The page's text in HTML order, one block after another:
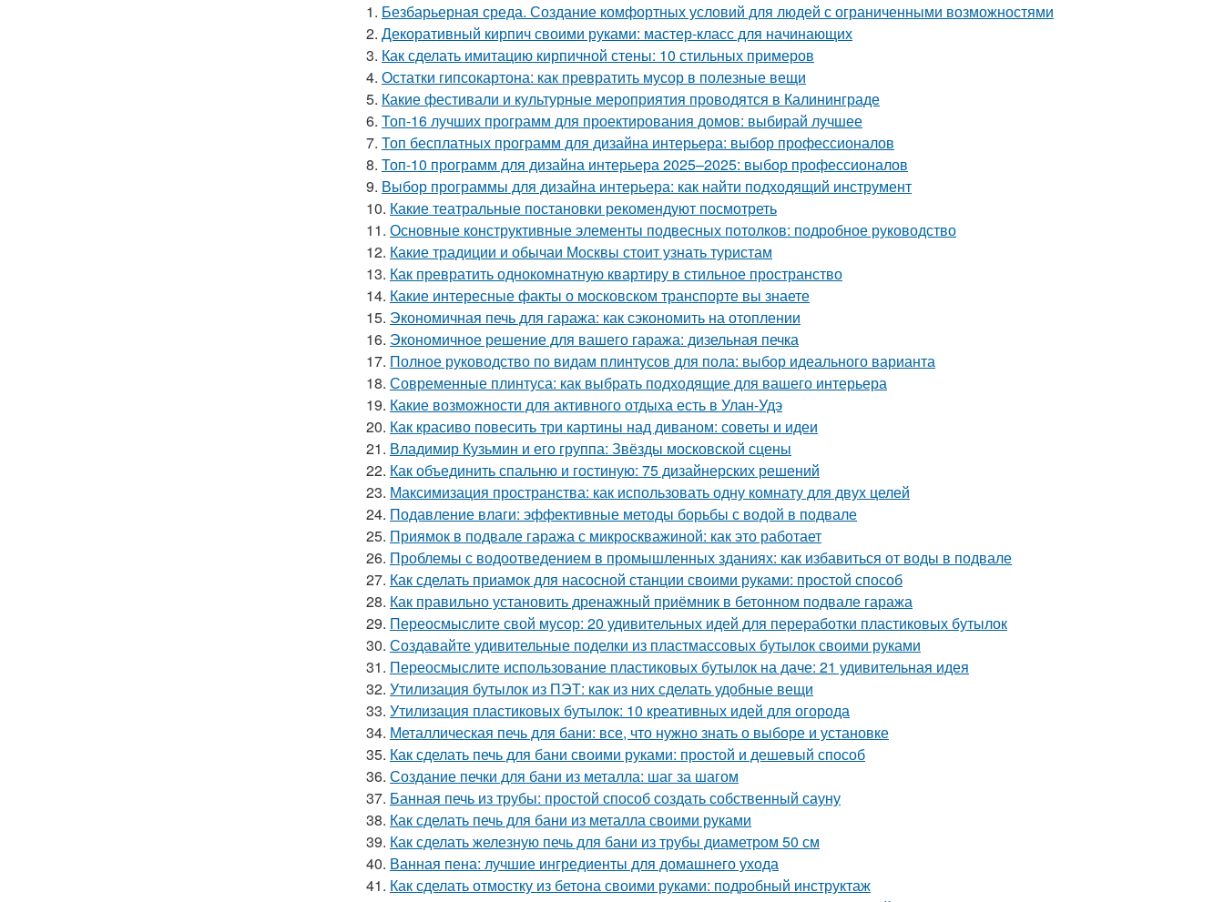
1. Безбарьерная среда. Создание комфортных условий для людей с ограниченными возможностями
2. Декоративный кирпич своими руками: мастер-класс для начинающих
3. Как сделать имитацию кирпичной стены: 10 стильных примеров
4. Остатки гипсокартона: как превратить мусор в полезные вещи
5. Какие фестивали и культурные мероприятия проводятся в Калининграде
6. Топ-16 лучших программ для проектирования домов: выбирай лучшее
7. Топ бесплатных программ для дизайна интерьера: выбор профессионалов
8. Топ-10 программ для дизайна интерьера 2025–2025: выбор профессионалов
9. Выбор программы для дизайна интерьера: как найти подходящий инструмент
10. Какие театральные постановки рекомендуют посмотреть
11. Основные конструктивные элементы подвесных потолков: подробное руководство
12. Какие традиции и обычаи Москвы стоит узнать туристам
13. Как превратить однокомнатную квартиру в стильное пространство
14. Какие интересные факты о московском транспорте вы знаете
15. Экономичная печь для гаража: как сэкономить на отоплении
16. Экономичное решение для вашего гаража: дизельная печка
17. Полное руководство по видам плинтусов для пола: выбор идеального варианта
18. Современные плинтуса: как выбрать подходящие для вашего интерьера
19. Какие возможности для активного отдыха есть в Улан-Удэ
20. Как красиво повесить три картины над диваном: советы и идеи
21. Владимир Кузьмин и его группа: Звёзды московской сцены
22. Как объединить спальню и гостиную: 75 дизайнерских решений
23. Максимизация пространства: как использовать одну комнату для двух целей
24. Подавление влаги: эффективные методы борьбы с водой в подвале
25. Приямок в подвале гаража с микроскважиной: как это работает
26. Проблемы с водоотведением в промышленных зданиях: как избавиться от воды в подвале
27. Как сделать приамок для насосной станции своими руками: простой способ
28. Как правильно установить дренажный приёмник в бетонном подвале гаража
29. Переосмыслите свой мусор: 20 удивительных идей для переработки пластиковых бутылок
30. Создавайте удивительные поделки из пластмассовых бутылок своими руками
31. Переосмыслите использование пластиковых бутылок на даче: 21 удивительная идея
32. Утилизация бутылок из ПЭТ: как из них сделать удобные вещи
33. Утилизация пластиковых бутылок: 10 креативных идей для огорода
34. Металлическая печь для бани: все, что нужно знать о выборе и установке
35. Как сделать печь для бани своими руками: простой и дешевый способ
36. Создание печки для бани из металла: шаг за шагом
37. Банная печь из трубы: простой способ создать собственный сауну
38. Как сделать печь для бани из металла своими руками
39. Как сделать железную печь для бани из трубы диаметром 50 см
40. Ванная пена: лучшие ингредиенты для домашнего ухода
41. Как сделать отмостку из бетона своими руками: подробный инструктаж